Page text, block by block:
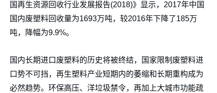
国再生资源回收行业发展报告(2018)》显示，2017年中国
国内废塑料回收量为1693万吨，较2016年下降了185万
吨，降幅为9.9%。
国内长期进口废塑料的历史将被终结，国家限制废塑料进
口势不可挡，再生塑料产业短期内的萎缩和长期重构成为
必然趋势。环保高压、洋垃圾禁令，再加上大城市功能疏